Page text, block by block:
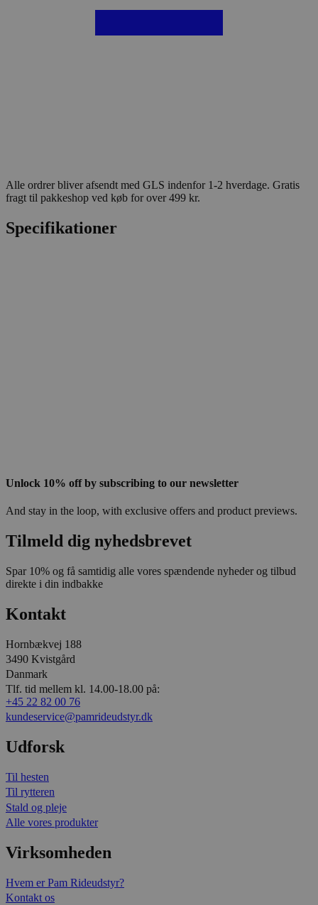
Alle ordrer bliver afsendt med GLS indenfor 1-2 hverdage. Gratis
fragt til pakkeshop ved køb for over 499 kr.
Specifikationer
Unlock 10% off by subscribing to our newsletter
And stay in the loop, with exclusive offers and product previews.
Tilmeld dig nyhedsbrevet
Spar 10% og få samtidig alle vores spændende nyheder og tilbud
direkte i din indbakke
Kontakt
Hornbækvej 188
3490 Kvistgård
Danmark
Tlf. tid mellem kl. 14.00-18.00 på:
+45 22 82 00 76
kundeservice@pamrideudstyr.dk
Udforsk
Til hesten
Til rytteren
Stald og pleje
Alle vores produkter
Virksomheden
Hvem er Pam Rideudstyr?
Kontakt os